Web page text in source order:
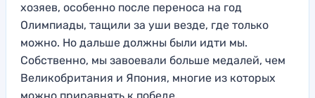
хозяев, особенно после переноса на год
Олимпиады, тащили за уши везде, где только
можно. Но дальше должны были идти мы.
Собственно, мы завоевали больше медалей, чем
Великобритания и Япония, многие из которых